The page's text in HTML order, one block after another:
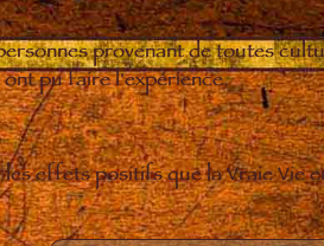
provenant de toutes
ont pu faire l'expérience.
effets positifs que la Vraie Vie